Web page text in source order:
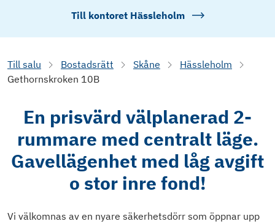
Till kontoret Hässleholm
Till salu Bostadsrätt Skåne
Hässleholm
Gethornskroken 10B
En prisvärd välplanerad 2-
rummare med centralt läge.
Gavellägenhet med låg avgift
o stor inre fond!
Vi välkomnas av en nyare säkerhetsdörr som öppnar upp